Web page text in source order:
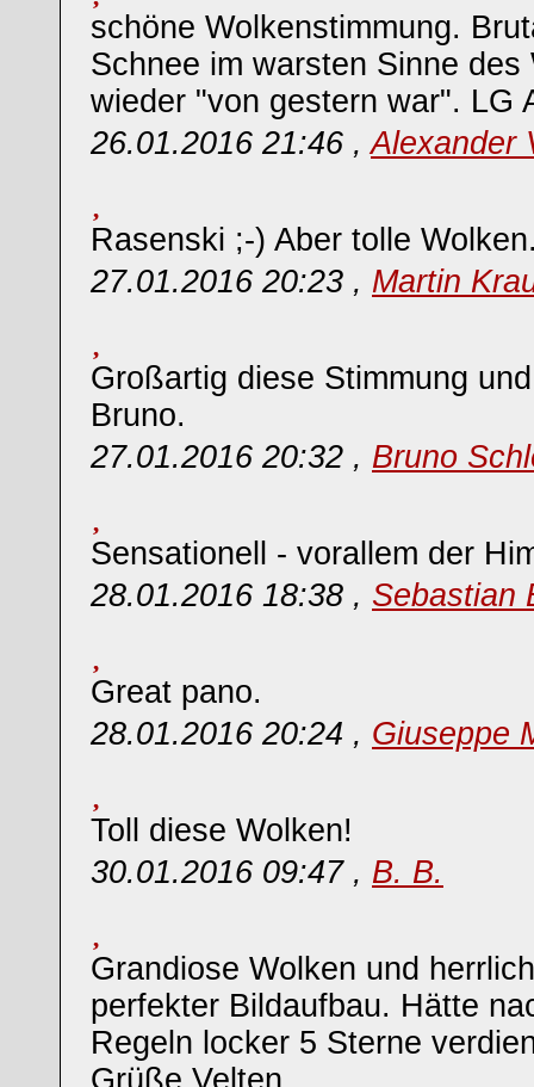
schöne Wolkenstimmung.
Schnee im warsten Sinne des
wieder "von gestern war". LG
26.01.2016 21:46 ,Alexander
Rasenski ;-) Aber tolle
27.01.2016 20:23 , Martin
Großartig diese Stimmung
Bruno.
27.01.2016 20:32 , Bruno
Sensationell - vorallem der
28.01.2016 18:38 , Sebastian
Great pano.
28.01.2016 20:24 , Giuseppe
Toll diese Wolken!
30.01.2016 09:47 , B. B.
Grandiose Wolken und
perfekter Bildaufbau. Hätte
Regeln locker 5 Sterne
Grüße Velten